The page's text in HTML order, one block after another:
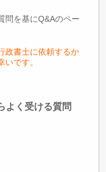
問を基にQ&Aのペー
政書士に依頼するか
です。
よく受ける質問